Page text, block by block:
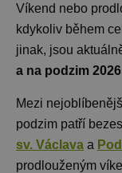
Víkend nebo
kdykoliv během
jinak, jsou
a na podzim 2026
Mezi
podzim patří
sv. Václava a
prodlouženým